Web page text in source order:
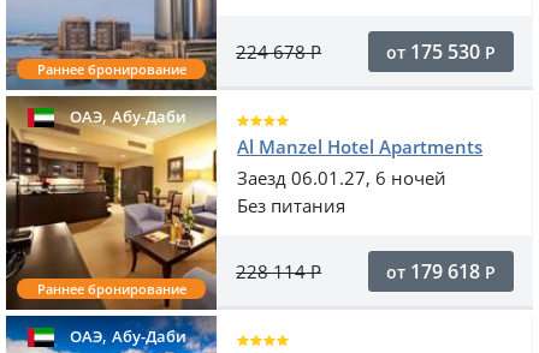
Раннее бронирование
224 678Р от 175 530 Р
ОАЭ,Абу-Даби
Раннее бронирование
Al Manzel Hotel Apartments
Заезд 06.01.27, 6 ночей
Без питания
228 114Р от 179 618 Р
ОАЭ,Абу-Даби